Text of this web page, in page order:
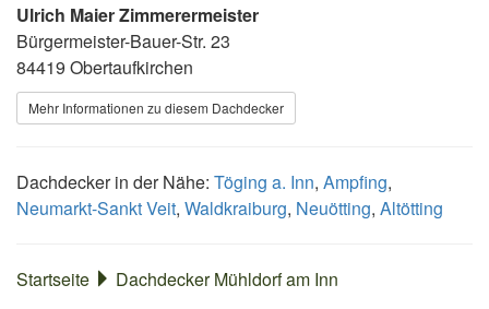
Ulrich Maier Zimmerermeister
Bürgermeister-Bauer-Str. 23
84419 Obertaufkirchen
Mehr Informationen zu diesem Dachdecker
Dachdecker in der Nähe: Töging a. Inn, Ampfing,
Neumarkt-Sankt Veit, Waldkraiburg, Neuötting, Altötting
Startseite Dachdecker Mühldorf am Inn